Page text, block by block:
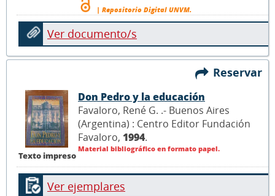
| Repositorio Digital UNVM.
Ver documento/s
Reservar
Texto impreso
Don Pedro y la educación
Favaloro, René G. .- Buenos Aires
(Argentina) : Centro Editor Fundación
Favaloro, 1994.
Material bibliográfico en formato papel.
Ver ejemplares